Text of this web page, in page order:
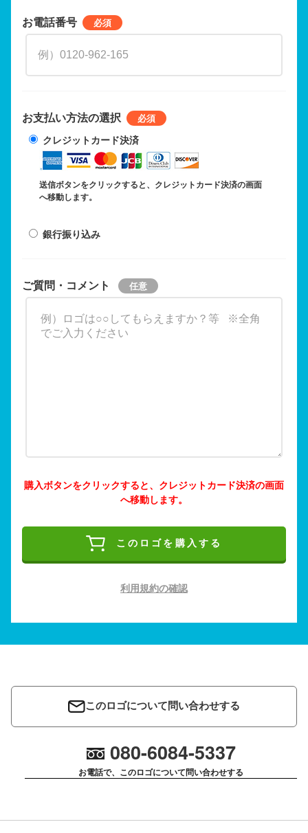
お電話番号
お支払い方法の選択
クレジットカード決済
送信ボタンをクリックすると、クレジットカード決済の画面
へ移動します。
銀行振り込み
ご質問・コメント
購入ボタンをクリックすると、クレジットカード決済の画面
へ移動します。
このロゴを購入する
利用規約の確認
このロゴについて問い合わせする
080-6084-5337
お電話で、このロゴについて問い合わせする